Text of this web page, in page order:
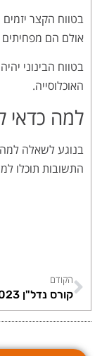
בטווח הקצר יזמים
אולם הם
בטווח הבינוני
האוכלוסייה.
למה כדאי
התשובות תוכלו
הקודם
קורס נדל"ן 2023